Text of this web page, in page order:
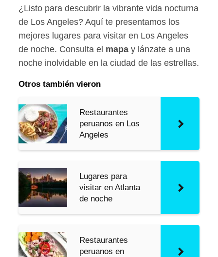
¿Listo para descubrir la vibrante vida nocturna
de Los Angeles? Aquí te presentamos los
mejores lugares para visitar en Los Angeles
de noche. Consulta el mapa y lánzate a una
noche inolvidable en la ciudad de las estrellas.
Otros también vieron
Restaurantes
peruanos en Los
Angeles
Lugares para
visitar en Atlanta
de noche
Restaurantes
peruanos en